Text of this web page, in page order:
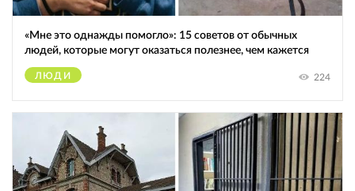
«Мне это однажды помогло»: 15 советов от обычных
людей, которые могут оказаться полезнее, чем кажется
ЛЮДИ 224